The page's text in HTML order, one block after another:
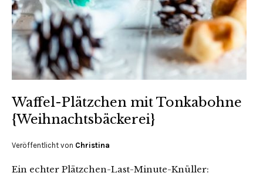
Waffel-Plätzchen mit Tonkabohne
{Weihnachtsbäckerei}
Veröffentlicht von Christina
Ein echter Plätzchen-Last-Minute-Knüller: